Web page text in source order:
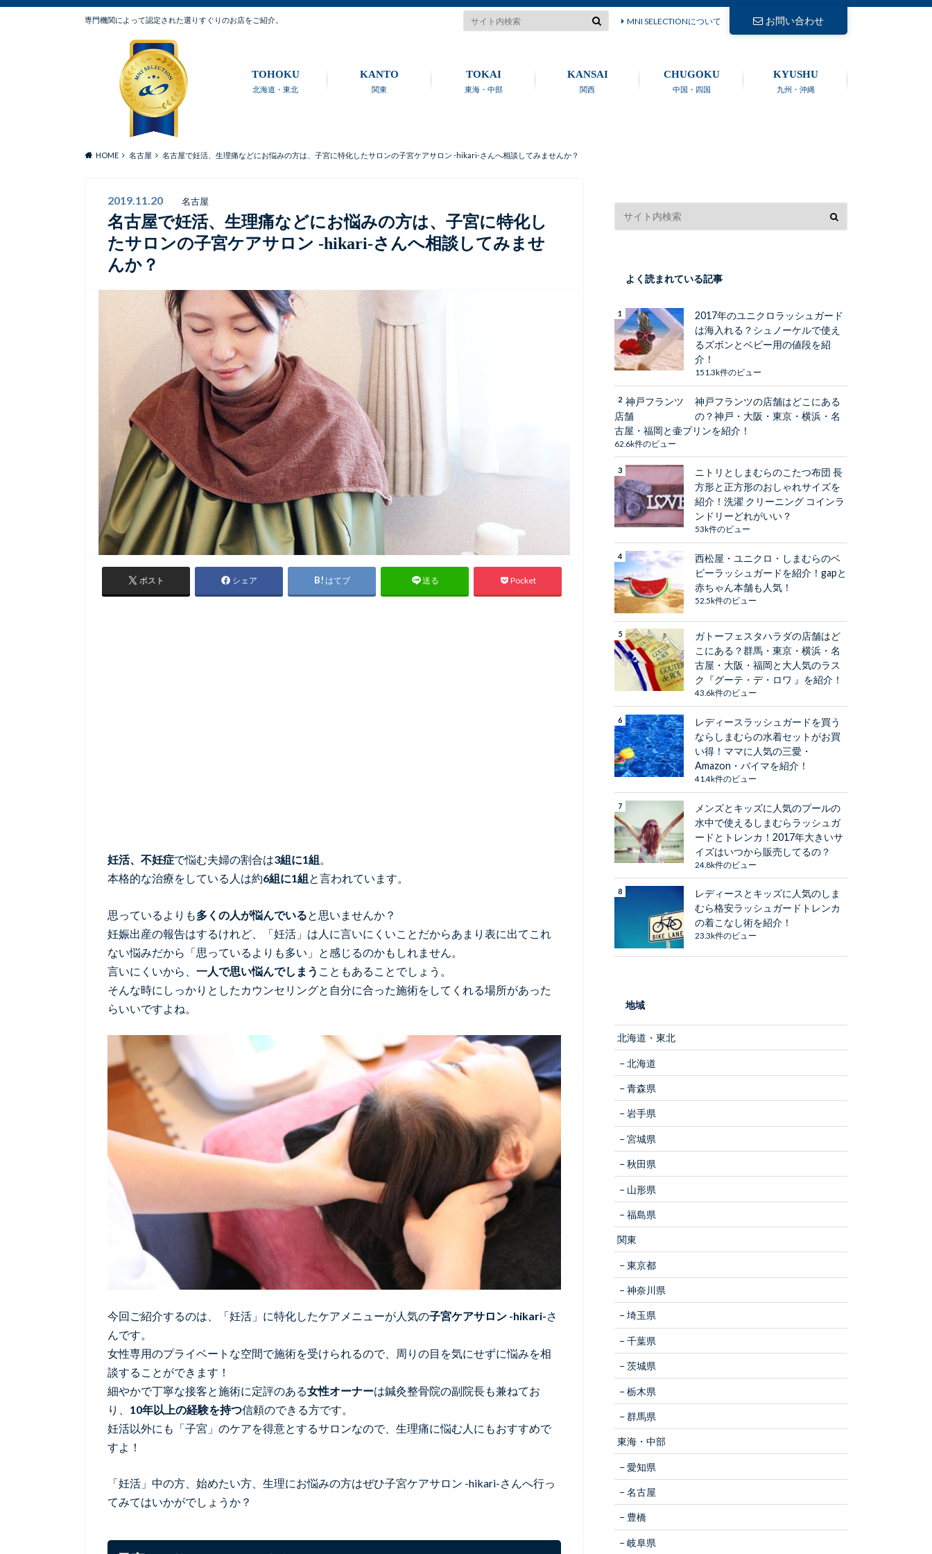
専門機関によって認定された選りすぐりのお店をご紹介。 お問い合わせ
MNI SELECTIONについて
北海道・東北
TOHOKU
関東
KANTO
東海・中部
TOKAI
関西
KANSAI
中国・四国
CHUGOKU
九州・沖縄
KYUSHU
HOME 名古屋 名古屋で妊活、生理痛などにお悩みの方は、子宮に特化したサロンの子宮ケアサロン -hikari-さんへ相談してみませんか？
2019.11.20 名古屋
名古屋で妊活、生理痛などにお悩みの方は、子宮に特化し
たサロンの子宮ケアサロン -hikari-さんへ相談してみませ
んか？
ポスト シェア はてブ 送る Pocket
妊活、不妊症で悩む夫婦の割合は3組に1組。
本格的な治療をしている人は約6組に1組と言われています。
思っているよりも多くの人が悩んでいる と思いませんか？
妊娠出産の報告はするけれど、「妊活」は人に言いにくいことだからあまり表に出てこれ
ない悩みだから「思っているよりも多い」と感じるのかもしれません。
言いにくいから、 一人で思い悩んでしまう こともあることでしょう。
そんな時にしっかりとしたカウンセリングと自分に合った施術をしてくれる場所があった
らいいですよね。
今回ご紹介するのは、「妊活」に特化したケアメニューが人気の子宮ケアサロン -hikari-さ
んです。
女性専用のプライベートな空間で施術を受けられるので、周りの目を気にせずに悩みを相
談することができます！
細やかで丁寧な接客と施術に定評のある女性オーナーは鍼灸整骨院の副院長も兼ねてお
り、 10年以上の経験を持つ信頼のできる方です。
妊活以外にも「子宮」のケアを得意とするサロンなので、生理痛に悩む人にもおすすめで
すよ！
「妊活」中の方、始めたい方、生理にお悩みの方はぜひ子宮ケアサロン -hikari-さんへ行っ
てみてはいかがでしょうか？
よく読まれている記事
2017年のユニクロラッシュガード
は海入れる？シュノーケルで使え
るズボンとベビー用の値段を紹
介！
151.3k件のビュー
神戸フランツの店舗はどこにある
の？神戸・大阪・東京・横浜・名
古屋・福岡と壷プリンを紹介！
62.6k件のビュー
ニトリとしまむらのこたつ布団 長
方形と正方形のおしゃれサイズを
紹介！洗濯 クリーニング コインラ
ンドリーどれがいい？
53k件のビュー
西松屋・ユニクロ・しまむらのベ
ビーラッシュガードを紹介！gapと
赤ちゃん本舗も人気！
52.5k件のビュー
ガトーフェスタハラダの店舗はど
こにある？群馬・東京・横浜・名
古屋・大阪・福岡と大人気のラス
ク『グーテ・デ・ロワ 』を紹介！
43.6k件のビュー
レディースラッシュガードを買う
ならしまむらの水着セットがお買
い得！ママに人気の三愛・
Amazon・バイマを紹介！
41.4k件のビュー
メンズとキッズに人気のプールの
水中で使えるしまむらラッシュガ
ードとトレンカ！2017年大きいサ
イズはいつから販売してるの？
24.8k件のビュー
レディースとキッズに人気のしま
むら格安ラッシュガードトレンカ
の着こなし術を紹介！
23.3k件のビュー
地域
北海道・東北
北海道
青森県
岩手県
宮城県
秋田県
山形県
福島県
関東
東京都
神奈川県
埼玉県
千葉県
茨城県
栃木県
群馬県
東海・中部
愛知県
名古屋
豊橋
岐阜県